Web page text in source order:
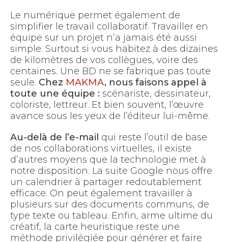
Le numérique permet également de
simplifier le travail collaboratif. Travailler en
équipe sur un projet n’a jamais été aussi
simple. Surtout si vous habitez à des dizaines
de kilomètres de vos collègues, voire des
centaines. Une BD ne se fabrique pas toute
seule. Chez MAKMA, nous faisons appel à
toute une équipe : scénariste, dessinateur,
coloriste, lettreur. Et bien souvent, l’œuvre
avance sous les yeux de l’éditeur lui-même.
Au-delà de l’e-mail qui reste l’outil de base
de nos collaborations virtuelles, il existe
d’autres moyens que la technologie met à
notre disposition. La suite Google nous offre
un calendrier à partager redoutablement
efficace. On peut également travailler à
plusieurs sur des documents communs, de
type texte ou tableau. Enfin, arme ultime du
créatif, la carte heuristique reste une
méthode privilégiée pour générer et faire